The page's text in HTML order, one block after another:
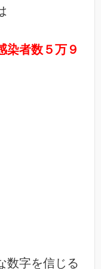
染者数５万９
数字を信じる